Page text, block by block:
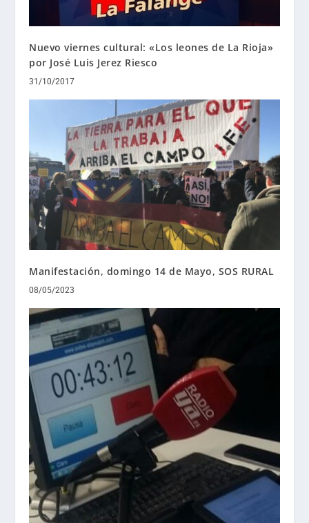
Nuevo viernes cultural: «Los leones de La Rioja»
por José Luis Jerez Riesco
31/10/2017
Manifestación, domingo 14 de Mayo, SOS RURAL
08/05/2023